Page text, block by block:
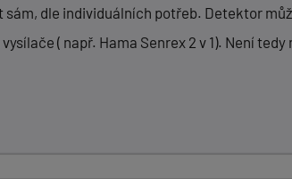
dle individuálních potřeb. Detektor
( např. Hama Senrex 2 v 1). Není